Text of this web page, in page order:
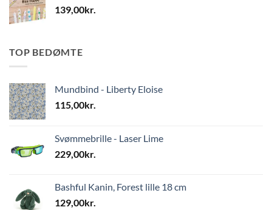
139,00kr.
TOP BEDØMTE
Mundbind - Liberty Eloise
115,00kr.
Svømmebrille - Laser Lime
229,00kr.
Bashful Kanin, Forest lille 18 cm
129,00kr.